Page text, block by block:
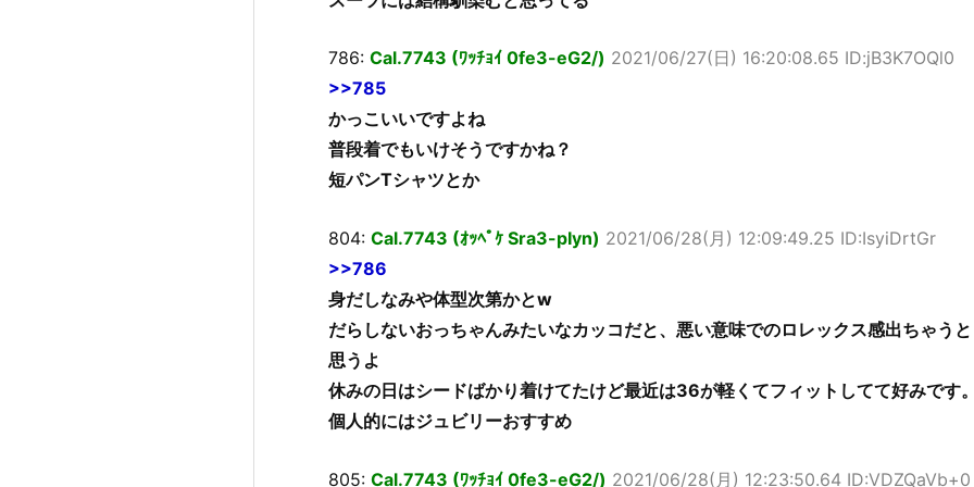
786: Cal.7743 (ﾜｯﾁｮｲ 0fe3-eG2/) 2021/06/27(日) 16:20:08.65 ID:jB3K7OQl0
>>785
かっこいいですよね
普段着でもいけそうですかね？
短パンTシャツとか
804: Cal.7743 (ｵｯﾍﾟｹ Sra3-pIyn) 2021/06/28(月) 12:09:49.25 ID:IsyiDrtGr
>>786
身だしなみや体型次第かとw
だらしないおっちゃんみたいなカッコだと、悪い意味でのロレックス感出ちゃうと
思うよ
休みの日はシードばかり着けてたけど最近は36が軽くてフィットしてて好みです
個人的にはジュビリーおすすめ
805: Cal.7743 (ﾜｯﾁｮｲ 0fe3-eG2/) 2021/06/28(月) 12:23:50.64 ID:VDZQaVb+0